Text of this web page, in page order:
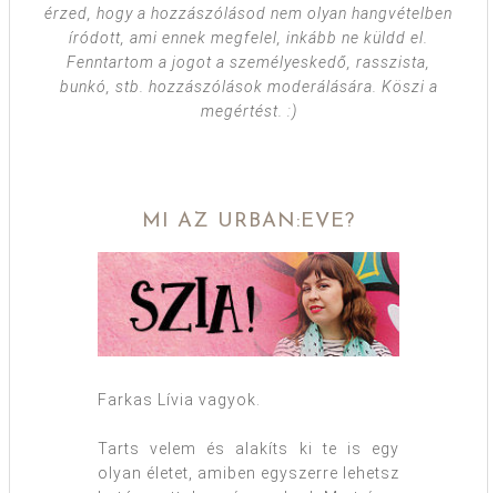
érzed, hogy a hozzászólásod nem olyan hangvételben
íródott, ami ennek megfelel, inkább ne küldd el.
Fenntartom a jogot a személyeskedő, rasszista,
bunkó, stb. hozzászólások moderálására. Köszi a
megértést. :)
MI AZ URBAN:EVE?
Farkas Lívia vagyok.
Tarts velem és alakíts ki te is egy
olyan életet, amiben egyszerre lehetsz